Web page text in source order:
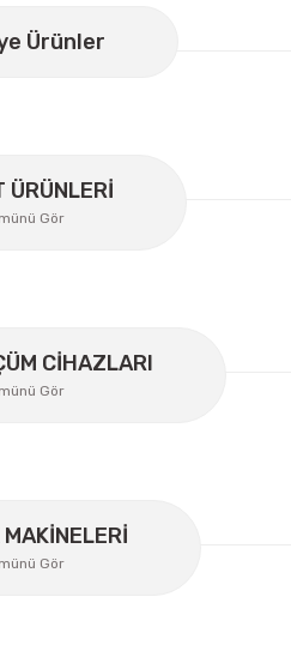
siz yapın!
Ürünler
ÜRÜNLERİ
Gör
CİHAZLARI
Gör
Gör